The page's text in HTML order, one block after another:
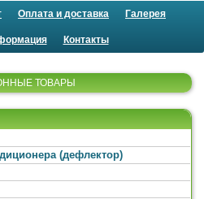
Оплата и доставка Галерея
Контакты
ТОВАРЫ
(дефлектор)